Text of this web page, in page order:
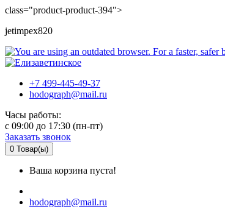
class="product-product-394">
jetimpex820
+7 499-445-49-37
hodograph@mail.ru
Часы работы:
c 09:00 до 17:30 (пн-пт)
Заказать звонок
0 Товар(ы)
Ваша корзина пуста!
hodograph@mail.ru